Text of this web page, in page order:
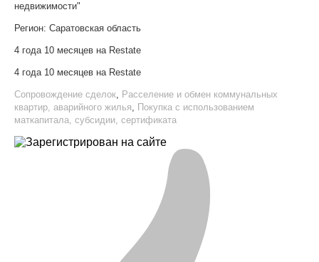
недвижимости"
Регион: Саратовская область
4 года 10 месяцев на Restate
4 года 10 месяцев на Restate
Сопровождение сделок, Расселение и обмен коммунальных
квартир, аварийного жилья, Покупка с использованием
маткапитала, субсидии, сертификата